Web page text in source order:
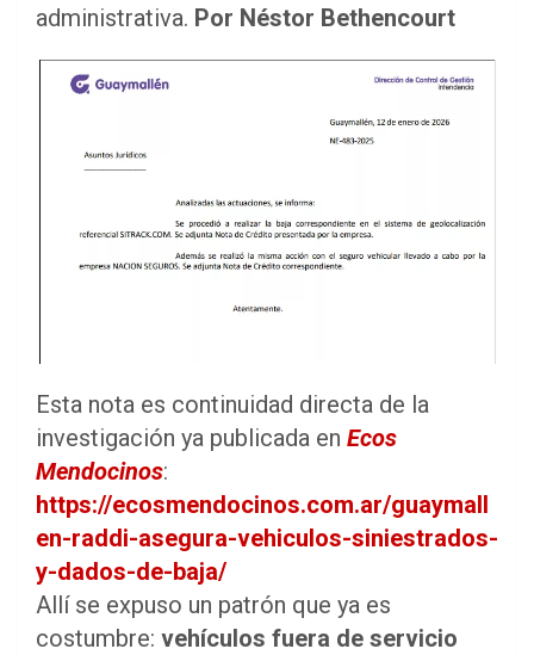
administrativa. Por Néstor Bethencourt
Esta nota es continuidad directa de la
investigación ya publicada en Ecos
Mendocinos:
https://ecosmendocinos.com.ar/guaymall
en-raddi-asegura-vehiculos-siniestrados-
y-dados-de-baja/
Allí se expuso un patrón que ya es
costumbre: vehículos fuera de servicio